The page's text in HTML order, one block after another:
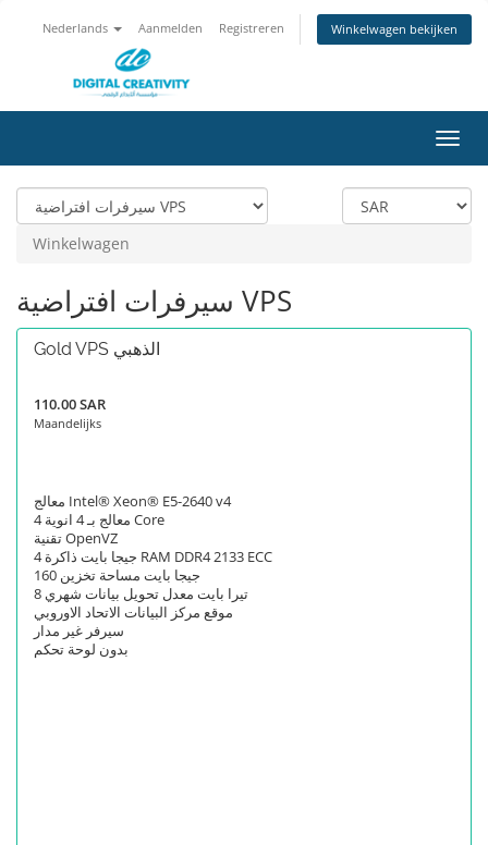
Nederlands Aanmelden Registreren Winkelwagen bekijken
in-/
Winkelwagen
سيرفرات افتراضية VPS
Gold VPS الذهبي
110.00 SAR
Maandelijks
معالج Intel® Xeon® E5-2640 v4
معالج بـ 4 انوية 4 Core
تقنية OpenVZ
4 جيجا بايت ذاكرة RAM DDR4 2133 ECC
160 جيجا بايت مساحة تخزين
8 تيرا بايت معدل تحويل بيانات شهري
موقع مركز البيانات الاتحاد الاوروبي
سيرفر غير مدار
بدون لوحة تحكم